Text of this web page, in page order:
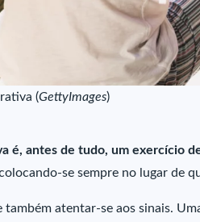
(GettyImages)
é, antes de tudo, um exercício
se sempre no lugar de
também atentar-se aos sinais.